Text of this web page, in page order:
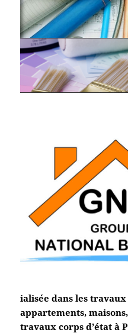
ialisée dans les
appartements,
travaux corps d’état à